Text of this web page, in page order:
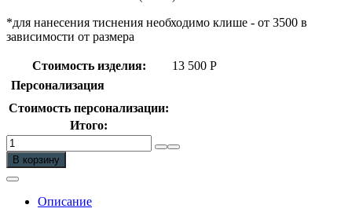
*для нанесения тиснения необходимо клише - от 3500 в
зависимости от размера
Стоимость изделия: 13 500 Р
Персонализация
Стоимость персонализации:
Итого:
Количество
Папка
на
подпись
руководителю
В корзину
Описание